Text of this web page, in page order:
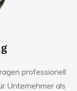
professionell
Unternehmer als